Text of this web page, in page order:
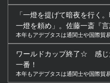
「一燈を提げて暗夜を行く
一燈を頼め」。佐藤一斎『
本年もアデプタスは通関士や国際貿
ワールドカップ終了☆ 感じ
一番！
本年もアデプタスは通関士や国際貿